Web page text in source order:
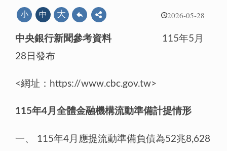
2026-05-28
小 中 大
中央銀行新聞參考資料115年5月
28日發布
<網址：https://www.cbc.gov.tw>
115年4月全體金融機構流動準備計提情形
一、
115年4月應提流動準備負債為52兆8,628